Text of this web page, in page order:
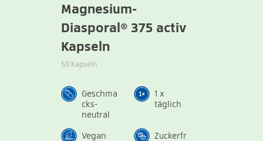
Magnesium-
Diasporal® 375 activ
Kapseln
50 Kapseln
Geschma
cks-
neutral
1 x
täglich
Vegan
Zuckerfr